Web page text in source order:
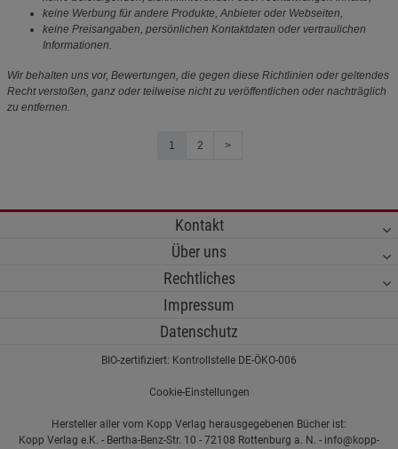
keine Werbung für andere Produkte, Anbieter oder Webseiten,
keine Preisangaben, persönlichen Kontaktdaten oder vertraulichen
Informationen.
Wir behalten uns vor, Bewertungen, die gegen diese Richtlinien oder geltendes
Recht verstoßen, ganz oder teilweise nicht zu veröffentlichen oder nachträglich
zu entfernen.
1 2 >
Kontakt
Über uns
Rechtliches
Impressum
Datenschutz
BIO-zertifiziert: Kontrollstelle DE-ÖKO-006
Cookie-Einstellungen
Hersteller aller vom Kopp Verlag herausgegebenen Bücher ist:
Kopp Verlag e.K. - Bertha-Benz-Str. 10 - 72108 Rottenburg a. N. - info@kopp-